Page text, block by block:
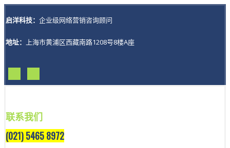
启洋科技： 企业级网络营销咨询顾问
地址： 上海市黄浦区西藏南路1208号8楼A座
联系我们
(021) 5465 8972